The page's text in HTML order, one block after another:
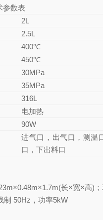
参数表
2L
2.5L
400℃
450℃
30MPa
35MPa
316L
电加热
90W
进气口，出气口，测温
口，下出料口
长×宽×高)
制 50Hz，功率5kW